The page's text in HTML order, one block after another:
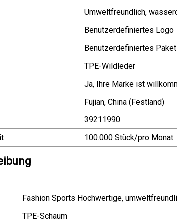
Umweltfreundlich,
Benutzerdefiniertes Logo
Benutzerdefiniertes Paket
TPE-Wildleder
Ja, Ihre Marke ist
Fujian, China (Festland)
39211990
100.000 Stück/pro Monat
Fashion Sports Hochwertige,
TPE-Schaum